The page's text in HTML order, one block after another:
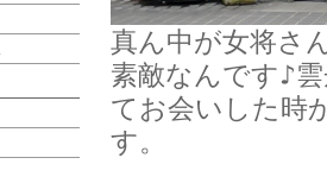
真ん中が女将さ
素敵なんです♪
てお会いした時
す。